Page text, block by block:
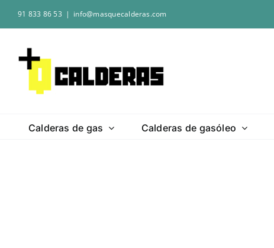
91 833 86 53 | info@masquecalderas.com
Calderas de gas Calderas de gasóleo